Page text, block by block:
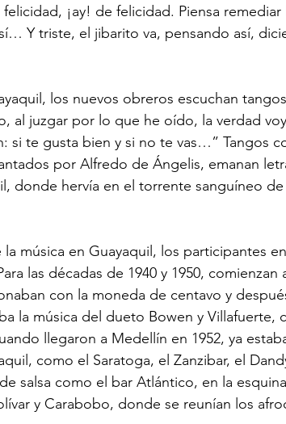
¡ay! de felicidad. Piensa
Y triste, el jibarito va, pensando así,
al juzgar por lo que he oído, la verdad
si te gusta bien y si no te vas…” Tangos
por Alfredo de Ángelis, emanan
donde hervía en el torrente sanguíneo
música en Guayaquil, los participantes en
las décadas de 1940 y 1950, comienzan
con la moneda de centavo y
la música del dueto Bowen y Villafuerte,
llegaron a Medellín en 1952, ya
como el Saratoga, el Zanzibar, el
salsa como el bar Atlántico, en la
y Carabobo, donde se reunían los